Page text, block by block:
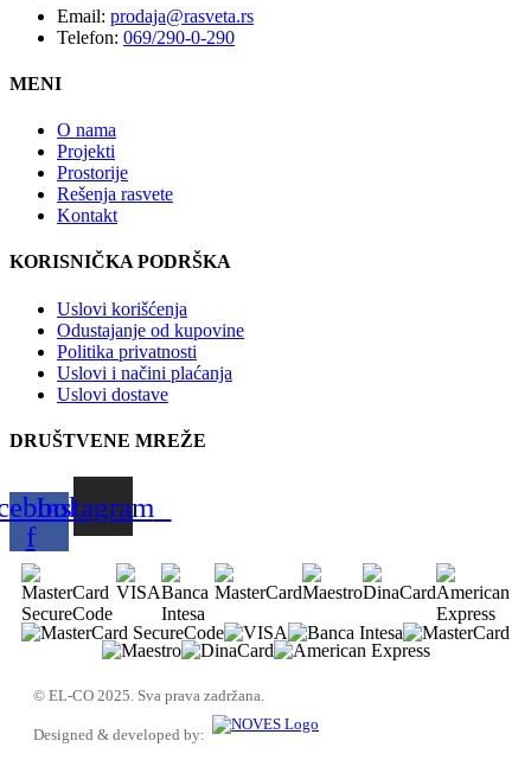
Email: prodaja@rasveta.rs
Telefon: 069/290-0-290
MENI
O nama
Projekti
Prostorije
Rešenja rasvete
Kontakt
KORISNIČKA PODRŠKA
Uslovi korišćenja
Odustajanje od kupovine
Politika privatnosti
Uslovi i načini plaćanja
Uslovi dostave
DRUŠTVENE MREŽE
f
Instagram
© EL-CO 2025. Sva prava zadržana.
Designed & developed by: